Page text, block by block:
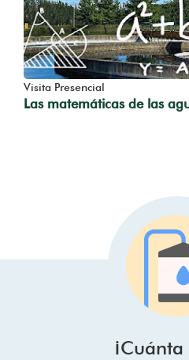
Visita Presencial
Las matemáticas de las